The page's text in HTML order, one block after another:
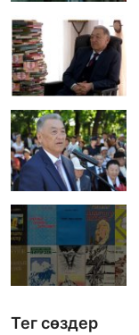
Тег сөздер